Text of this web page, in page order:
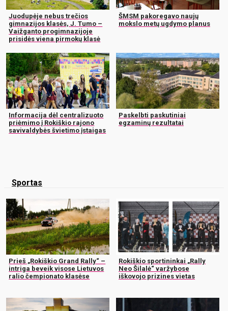
Juodupėje nebus trečios
gimnazijos klasės, J. Tumo –
Vaižganto progimnazijoje
prisidės viena pirmokų klasė
ŠMSM pakoregavo naujų
mokslo metų ugdymo planus
Informacija dėl centralizuoto
priėmimo į Rokiškio rajono
savivaldybės švietimo įstaigas
Paskelbti paskutiniai
egzaminų rezultatai
Sportas
Prieš „Rokiškio Grand Rally“ –
intriga beveik visose Lietuvos
ralio čempionato klasėse
Rokiškio sportininkai „Rally
Neo Šilalė“ varžybose
iškovojo prizines vietas